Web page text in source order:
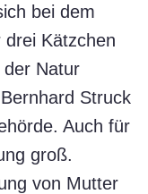
bei dem
Kätzchen
der Natur
Struck
Auch für
groß.
von Mutter